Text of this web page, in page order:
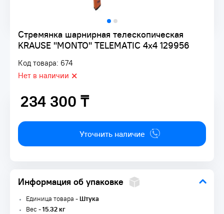
Стремянка шарнирная телескопическая
KRAUSE "MONTO" TELEMATIC 4х4 129956
Код товара: 674
Нет в наличии
234 300 ₸
234 300 ₸
Уточнить наличие
Информация об упаковке
Единица товара -Штука
Вес -15.32 кг